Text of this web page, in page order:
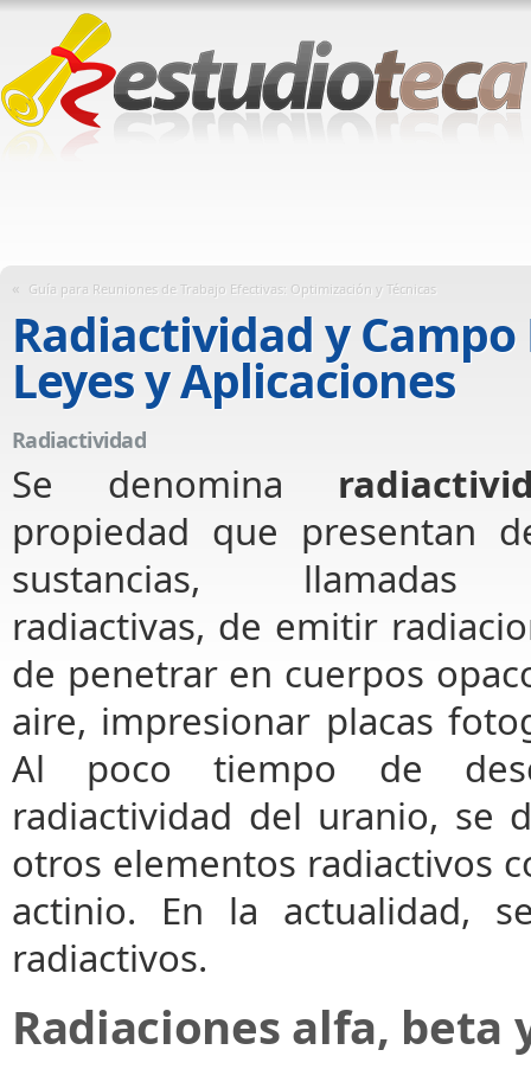
« Guía para Reuniones de Trabajo Efectivas: Optimización y Técnicas
Radiactividad y
Leyes y Aplicaciones
Radiactividad
Se denomina
propiedad que presentan
sustancias, llamadas
radiactivas, de emitir
de penetrar en cuerpos
aire, impresionar placas
Al poco tiempo de
radiactividad del uranio, se
otros elementos radiactivos
actinio. En la actualidad,
radiactivos.
Radiaciones alfa, beta